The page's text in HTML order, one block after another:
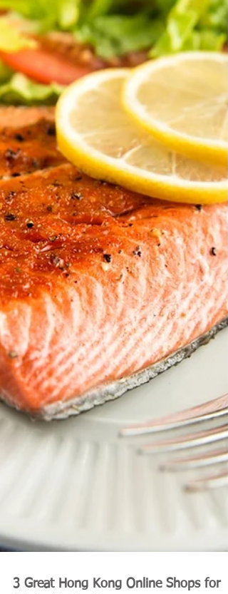
特殊飲食需求
我們可能都知道某些人對飲食有“特殊要求”，或者
能吃某些食物，例如食物不耐受、敏感、宗教原因
或個人選擇。重要的是，我們必須了解和種飲食需
求的含義，以便我們在準備飯菜時能按需求處理。
1. 素食主義者 – 他們不吃魚和肉。通常食用雞蛋
乳製品代替，不過有些海鮮素食人仕允許食用...